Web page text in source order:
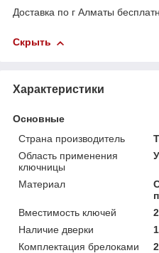
Доставка по г Алматы
Скрыть
Характеристики
Основные
Страна производитель
Область применения
ключницы
Материал
Вместимость ключей
Наличие дверки
Комплектация брелоками